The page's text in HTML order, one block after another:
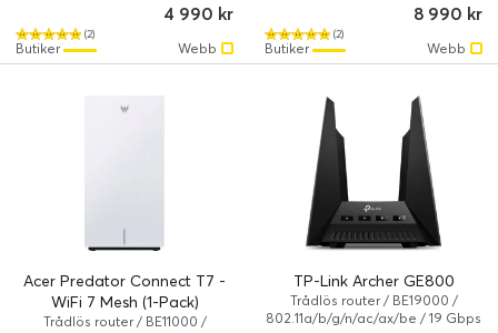
(2)
4 990 kr
Webb
Butiker
(2)
8 990 kr
Webb
Butiker
Acer Predator Connect T7 -
WiFi 7 Mesh (1-Pack)
Trådlös router / BE11000 /
TP-Link Archer GE800
Trådlös router / BE19000 /
802.11a/b/g/n/ac/ax/be / 19 Gbps